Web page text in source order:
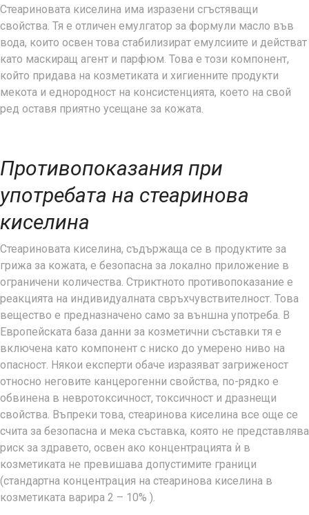
Стеариновата киселина има изразени сгъстяващи
свойства. Тя е отличен емулгатор за формули масло във
вода, които освен това стабилизират емулсиите и действат
като маскиращ агент и парфюм. Това е този компонент,
който придава на козметиката и хигиенните продукти
мекота и еднородност на консистенцията, което на свой
ред оставя приятно усещане за кожата.
Противопоказания при
употребата на стеаринова
киселина
Стеариновата киселина, съдържаща се в продуктите за
грижа за кожата, е безопасна за локално приложение в
ограничени количества. Стриктното противопоказание е
реакцията на индивидуалната свръхчувствителност. Това
вещество е предназначено само за външна употреба. В
Европейската база данни за козметични съставки тя е
включена като компонент с ниско до умерено ниво на
опасност. Някои експерти обаче изразяват загриженост
относно неговите канцерогенни свойства, по-рядко е
обвинена в невротоксичност, токсичност и дразнещи
свойства. Въпреки това, стеаринова киселина все още се
счита за безопасна и мека съставка, която не представлява
риск за здравето, освен ако концентрацията ѝ в
козметиката не превишава допустимите граници
(стандартна концентрация на стеаринова киселина в
козметиката варира 2 – 10% ).